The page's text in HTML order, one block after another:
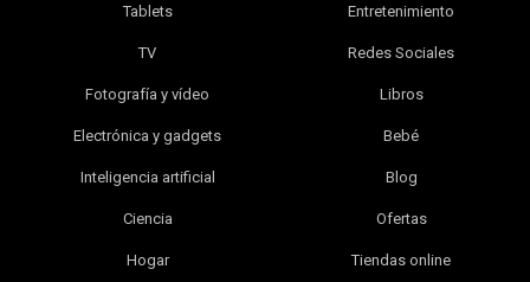
Tablets
TV
Fotografía y vídeo
Electrónica y gadgets
Inteligencia artificial
Ciencia
Hogar
Entretenimiento
Redes Sociales
Libros
Bebé
Blog
Ofertas
Tiendas online